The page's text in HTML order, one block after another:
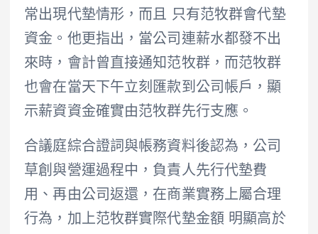
常出現代墊情形，而且 只有范牧群會代墊
資金。他更指出，當公司連薪水都發不出
來時，會計曾直接通知范牧群，而范牧群
也會在當天下午立刻匯款到公司帳戶，顯
示薪資資金確實由范牧群先行支應。
合議庭綜合證詞與帳務資料後認為，公司
草創與營運過程中，負責人先行代墊費
用、再由公司返還，在商業實務上屬合理
行為，加上范牧群實際代墊金額 明顯高於